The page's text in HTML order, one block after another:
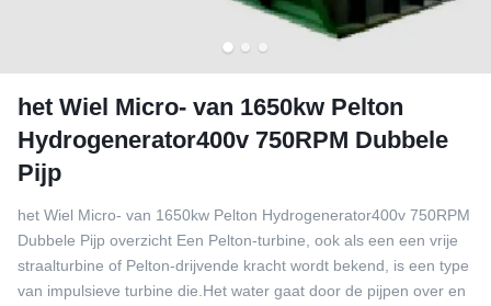
het Wiel Micro- van 1650kw Pelton
Hydrogenerator400v 750RPM Dubbele
Pijp
het Wiel Micro- van 1650kw Pelton Hydrogenerator400v 750RPM
Dubbele Pijp overzicht Een Pelton-turbine, ook als een een vrije
straalturbine of Pelton-drijvende kracht wordt bekend, is een type
van impulsieve turbine die.Het water gaat door de pijpen over en